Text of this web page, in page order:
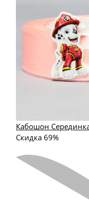
Кабошон
Скидка 69%